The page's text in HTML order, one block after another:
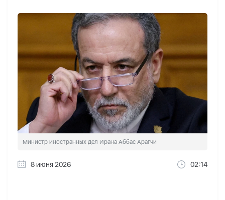
Министр иностранных дел Ирана Аббас Арагчи
8 июня 2026 02:14